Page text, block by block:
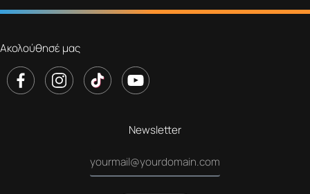
σκοπούς, υιοθετώντας αυστηρότερο μοντέλο
για προωθητικές ενέργειες χωρίς προηγούμενη
συγκατάθεσή τους, η οποία θα μπορεί να ανακαλείται
οποιαδήποτε στιγμή.
Μέχρι σήμερα ίσχυε σύστημα opt-out, βάσει του
κρατική λίστα αποκλεισμού. Οργανώσεις καταναλωτών
περίπου το 75% των πολιτών δέχεται τουλάχιστον μία
ανεπιθύμητη εμπορική κλήση την εβδομάδα.